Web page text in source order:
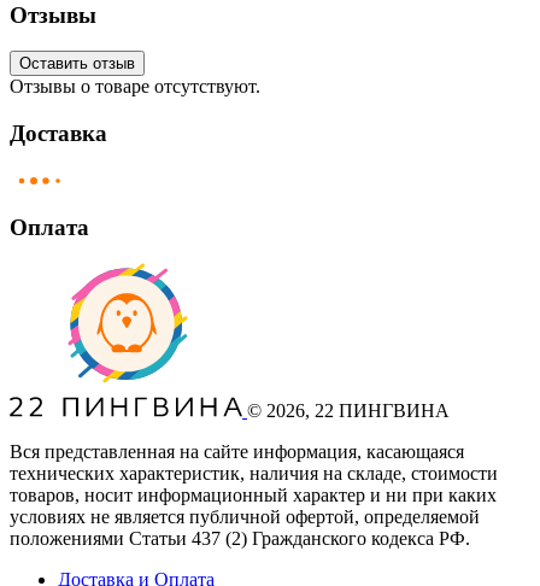
Отзывы
Оставить отзыв
Отзывы о товаре отсутствуют.
Доставка
Оплата
© 2026, 22 ПИНГВИНА
Вся представленная на сайте информация, касающаяся
технических характеристик, наличия на складе, стоимости
товаров, носит информационный характер и ни при каких
условиях не является публичной офертой, определяемой
положениями Статьи 437 (2) Гражданского кодекса РФ.
Доставка и Оплата